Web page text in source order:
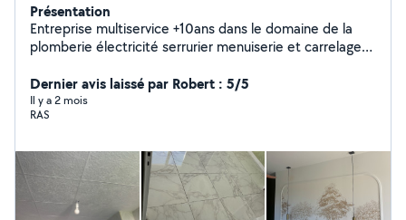
Présentation
Entreprise multiservice +10ans dans le domaine de la
plomberie électricité serrurier menuiserie et carrelage
Dernier avis laissé par Robert : 5/5
Il y a 2 mois
RAS